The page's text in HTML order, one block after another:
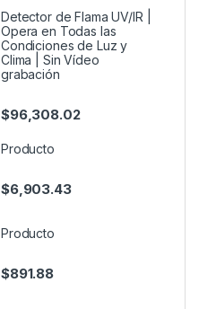
Detector de Flama UV/IR |
Opera en Todas las
Condiciones de Luz y
Clima | Sin Vídeo
grabación
$96,308.02
Producto
$6,903.43
Producto
$891.88